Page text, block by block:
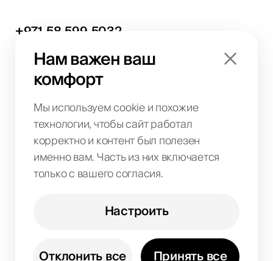
Нам важен ваш
комфорт
Мы используем cookie и похожие
технологии, чтобы сайт работал
корректно и контент был полезен
именно вам. Часть из них включается
только с вашего согласия.
Отклонить все
Настроить
Принять все
+971 58 599 5032
info@biglab.ae
По вопросам проектов
Офис в Дубае
Art of Living Mall, 1st Floor, Al Barsha 2, Umm
Suqeim Street, Dubai, UAE
BIG LAB IT SOLUTIONS L.L.C
License No. 1063004
Art of Living Mall, 1st Floor, Al Barsha 2, Umm
Suqeim Street, Dubai, UAE